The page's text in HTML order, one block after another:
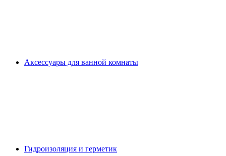
Аксессуары для ванной комнаты
Гидроизоляция и герметик